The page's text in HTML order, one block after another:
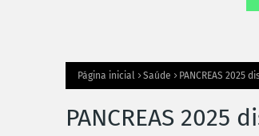
Página inicial Saúde PANCREAS
PANCREAS